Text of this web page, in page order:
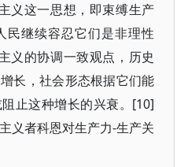
义这一思想，即束缚生产
民继续容忍它们是非理性
义的协调一致观点，历史
长，社会形态根据它们能
止这种增长的兴衰。[10]
义者科恩对生产力-生产关